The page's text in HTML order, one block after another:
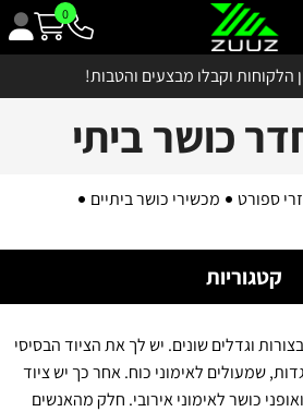
0
הלקוחות וקבלו מבצעים והטבות!
כושר ביתי
ספורט מכשירי כושר ביתיים
קטגוריות
וגדלים שונים. יש לך את הציוד הבסיסי
שמעולים לאימוני כוח. אחר כך יש ציוד
כושר לאימוני אירובי. חלק מהאנשים